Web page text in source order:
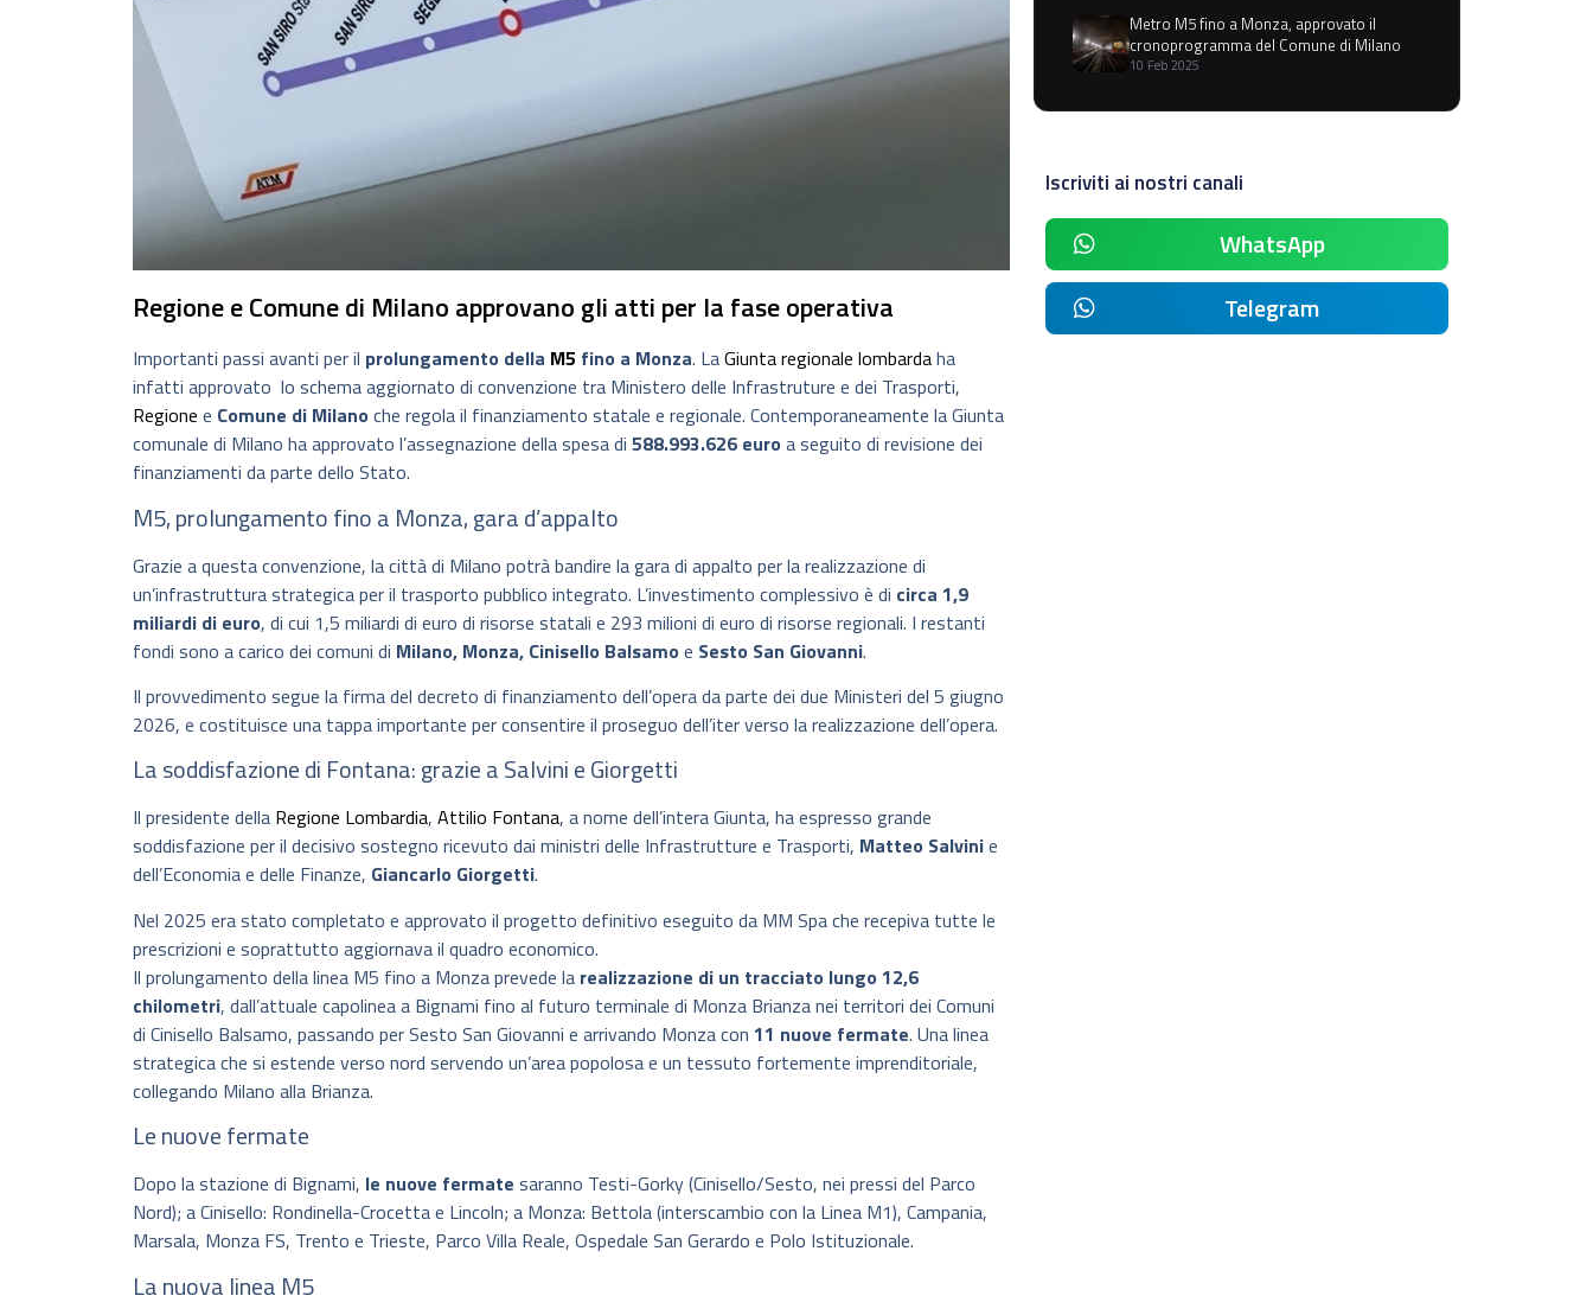
Regione e Comune di Milano approvano gli atti per la fase operativa
Importanti passi avanti per il prolungamento della M5 fino a Monza. LaGiunta regionale lombardaha
infatti approvato lo schema aggiornato di convenzione tra Ministero delle Infrastruture e dei Trasporti,
Regione e Comune di Milano che regola il finanziamento statale e regionale. Contemporaneamente la Giunta
comunale di Milano ha approvato l’assegnazione della spesa di 588.993.626 euro a seguito di revisione dei
finanziamenti da parte dello Stato.
M5, prolungamento fino a Monza, gara d’appalto
Grazie a questa convenzione, la città di Milano potrà bandire la gara di appalto per la realizzazione di
un’infrastruttura strategica per il trasporto pubblico integrato. L’investimento complessivo è di circa 1,9
miliardi di euro, di cui 1,5 miliardi di euro di risorse statali e 293 milioni di euro di risorse regionali. I restanti
fondi sono a carico dei comuni di Milano, Monza, Cinisello Balsamo e Sesto San Giovanni.
Il provvedimento segue la firma del decreto di finanziamento dell’opera da parte dei due Ministeri del 5 giugno
2026, e costituisce una tappa importante per consentire il proseguo dell’iter verso la realizzazione dell’opera.
La soddisfazione di Fontana: grazie a Salvini e Giorgetti
Il presidente della Regione Lombardia, Attilio Fontana, a nome dell’intera Giunta, ha espresso grande
soddisfazione per il decisivo sostegno ricevuto dai ministri delle Infrastrutture e Trasporti, Matteo Salvinie
dell’Economia e delle Finanze, Giancarlo Giorgetti.
Nel 2025 era stato completato e approvato il progetto definitivo eseguito da MM Spa che recepiva tutte le
prescrizioni e soprattutto aggiornava il quadro economico.
Il prolungamento della linea M5 fino a Monza prevede la realizzazione di un tracciato lungo 12,6
chilometri, dall’attuale capolinea a Bignami fino al futuro terminale di Monza Brianza nei territori dei Comuni
di Cinisello Balsamo, passando per Sesto San Giovanni e arrivando Monza con 11 nuove fermate. Una linea
strategica che si estende verso nord servendo un’area popolosa e un tessuto fortemente imprenditoriale,
collegando Milano alla Brianza.
Le nuove fermate
Dopo la stazione di Bignami, le nuove fermate saranno Testi-Gorky (Cinisello/Sesto, nei pressi del Parco
Nord); a Cinisello: Rondinella-Crocetta e Lincoln; a Monza: Bettola (interscambio con la Linea M1), Campania,
Marsala, Monza FS, Trento e Trieste, Parco Villa Reale, Ospedale San Gerardo e Polo Istituzionale.
La nuova linea M5
Metro M5 fino a Monza, approvato il
cronoprogramma del Comune di Milano
10 Feb 2025
Iscriviti ai nostri canali
WhatsApp
Telegram